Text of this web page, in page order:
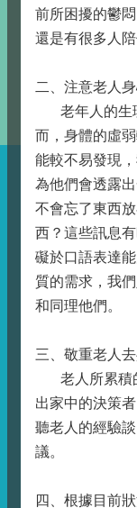
前所困擾的鬱
還是有很多人陪
二、注意老人
老年人的生
而，身體的虛
能較不易發現
為他們會透露
不會忘了東西
西？這些訊息
礙於口語表達
質的需求，我
和同理他們。
三、敬重老人
老人所累積
出家中的決策
聽老人的經驗
議。
四、根據目前